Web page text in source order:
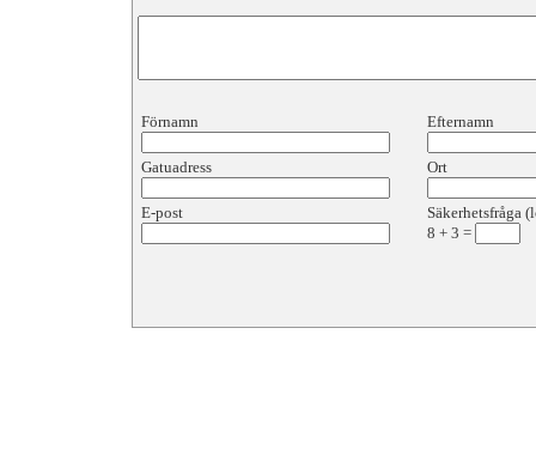
Förnamn Efternamn
Gatuadress Ort
E-post
Säkerhetsfråga
8 + 3 =